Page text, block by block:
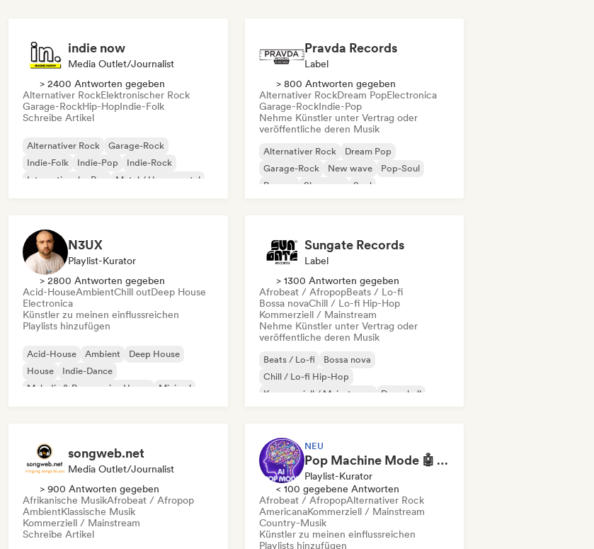
indie now
Media Outlet/Journalist
> 2400 Antworten gegeben
Alternativer RockElektronischer Rock
Garage-RockHip-HopIndie-Folk
Schreibe Artikel
Alternativer Rock
Garage-Rock
Indie-Folk
Indie-Pop
Indie-Rock
Internationaler Rap
Metal / Heavy metal
Pravda Records
Label
> 800 Antworten gegeben
Alternativer RockDream PopElectronica
Garage-RockIndie-Pop
Nehme Künstler unter Vertrag oder
veröffentliche deren Musik
Alternativer Rock
Dream Pop
Garage-Rock
New wave
Pop-Soul
Reggae
Shoegaze Soul
N3UX
Playlist-Kurator
> 2800 Antworten gegeben
Acid-HouseAmbientChill outDeep House
Electronica
Künstler zu meinen einflussreichen
Playlists hinzufügen
Acid-House Ambient
Deep House
House
Indie-Dance
Melodic & Progressive House
Minimal
Sungate Records
Label
> 1300 Antworten gegeben
Afrobeat / AfropopBeats / Lo-fi
Bossa novaChill / Lo-fi Hip-Hop
Kommerziell / Mainstream
Nehme Künstler unter Vertrag oder
veröffentliche deren Musik
Beats / Lo-fi
Bossa nova
Chill / Lo-fi Hip-Hop
Kommerziell / Mainstream
Dancehall
songweb.net
Media Outlet/Journalist
> 900 Antworten gegeben
Afrikanische MusikAfrobeat / Afropop
AmbientKlassische Musik
Kommerziell / Mainstream
Schreibe Artikel
NEU
Pop Machine Mode 🤖 AI Music, Indie Pop & Dream Pop
Playlist-Kurator
< 100 gegebene Antworten
Afrobeat / AfropopAlternativer Rock
AmericanaKommerziell / Mainstream
Country-Musik
Künstler zu meinen einflussreichen
Playlists hinzufügen